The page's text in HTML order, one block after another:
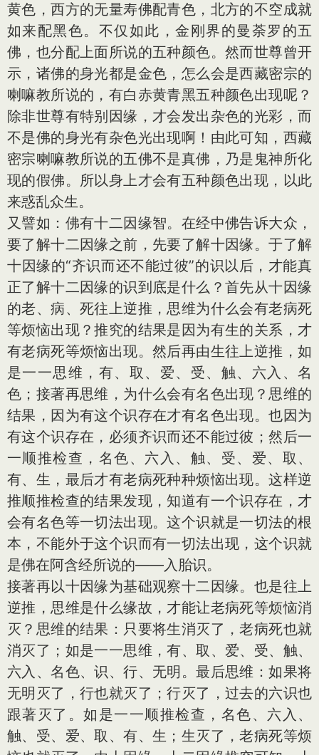
黄色，西方的无量寿佛配青色，北方的不空成就
如来配黑色。不仅如此，金刚界的曼荼罗的五
佛，也分配上面所说的五种颜色。然而世尊曾开
示，诸佛的身光都是金色，怎么会是西藏密宗的
喇嘛教所说的，有白赤黄青黑五种颜色出现呢？
除非世尊有特别因缘，才会发出杂色的光彩，而
不是佛的身光有杂色光出现啊！由此可知，西藏
密宗喇嘛教所说的五佛不是真佛，乃是鬼神所化
现的假佛。所以身上才会有五种颜色出现，以此
来惑乱众生。
又譬如：佛有十二因缘智。在经中佛告诉大众，
要了解十二因缘之前，先要了解十因缘。于了解
十因缘的“齐识而还不能过彼”的识以后，才能真
正了解十二因缘的识到底是什么？首先从十因缘
的老、病、死往上逆推，思维为什么会有老病死
等烦恼出现？推究的结果是因为有生的关系，才
有老病死等烦恼出现。然后再由生往上逆推，如
是一一思维，有、取、爱、受、触、六入、名
色；接著再思维，为什么会有名色出现？思维的
结果，因为有这个识存在才有名色出现。也因为
有这个识存在，必须齐识而还不能过彼；然后一
一顺推检查，名色、六入、触、受、爱、取、
有、生，最后才有老病死种种烦恼出现。这样逆
推顺推检查的结果发现，知道有一个识存在，才
会有名色等一切法出现。这个识就是一切法的根
本，不能外于这个识而有一切法出现，这个识就
是佛在阿含经所说的——入胎识。
接著再以十因缘为基础观察十二因缘。也是往上
逆推，思维是什么缘故，才能让老病死等烦恼消
灭？思维的结果：只要将生消灭了，老病死也就
消灭了；如是一一思维，有、取、爱、受、触、
六入、名色、识、行、无明。最后思维：如果将
无明灭了，行也就灭了；行灭了，过去的六识也
跟著灭了。如是一一顺推检查，名色、六入、
触、受、爱、取、有、生；生灭了，老病死等烦